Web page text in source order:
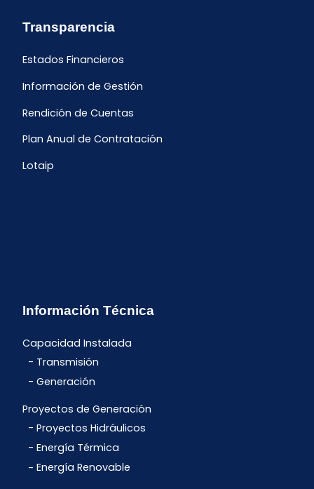
Transparencia
Estados Financieros
Información de Gestión
Rendición de Cuentas
Plan Anual de Contratación
Lotaip
Información Técnica
Capacidad Instalada
Transmisión
Generación
Proyectos de Generación
Proyectos Hidráulicos
Energía Térmica
Energía Renovable